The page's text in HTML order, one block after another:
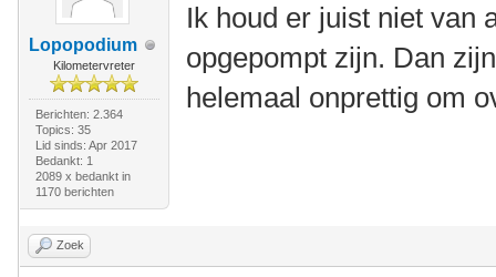
Lopopodium
Kilometervreter
Berichten: 2.364
Topics: 35
Lid sinds: Apr 2017
Bedankt: 1
2089 x bedankt in
1170 berichten
Ik houd er juist niet van
opgepompt zijn. Dan
helemaal onprettig om
Zoek